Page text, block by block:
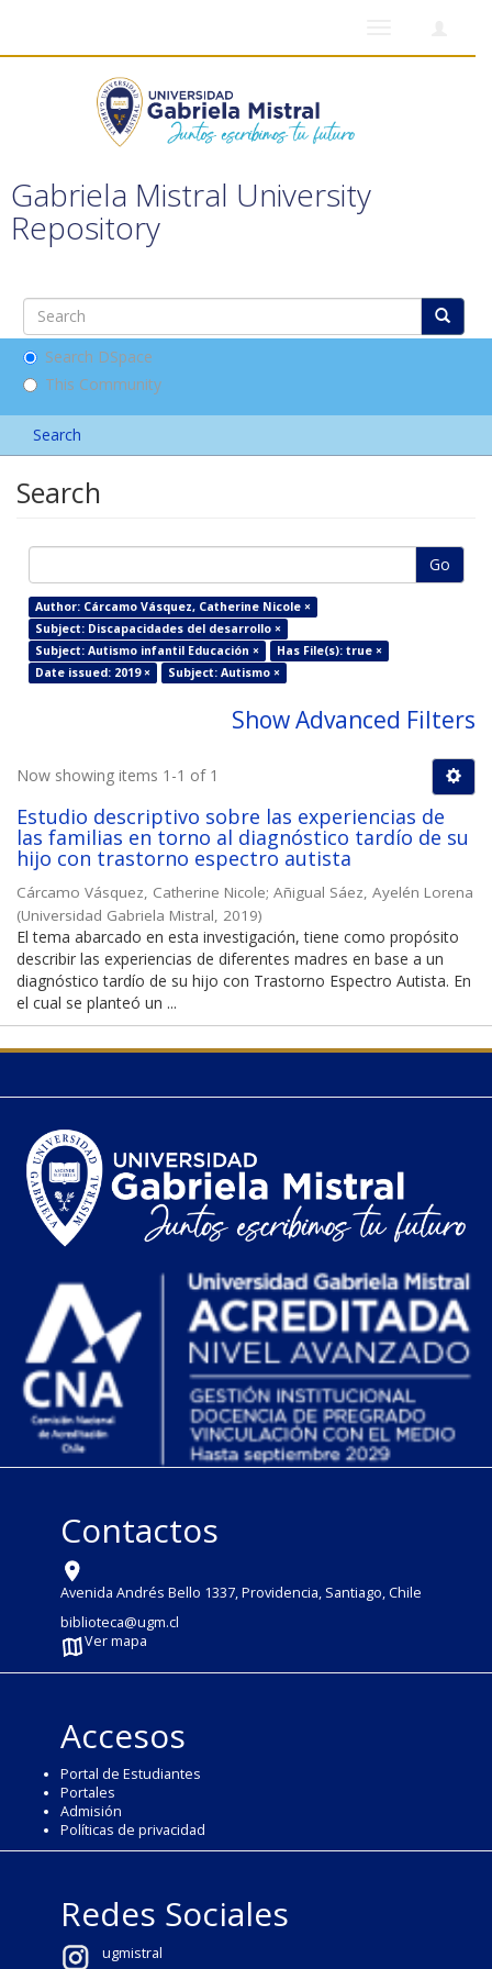
Gabriela Mistral University
Repository
Search DSpace
This Community
Search
Search
Go
Author: Cárcamo Vásquez, Catherine Nicole ×
Subject: Discapacidades del desarrollo ×
Subject: Autismo infantil Educación ×
Has File(s): true ×
Date issued: 2019 ×
Subject: Autismo ×
Show Advanced Filters
Now showing items 1-1 of 1
Estudio descriptivo sobre las experiencias de
las familias en torno al diagnóstico tardío de su
hijo con trastorno espectro autista
Cárcamo Vásquez, Catherine Nicole; Añigual Sáez, Ayelén Lorena
(Universidad Gabriela Mistral, 2019)
El tema abarcado en esta investigación, tiene como propósito
describir las experiencias de diferentes madres en base a un
diagnóstico tardío de su hijo con Trastorno Espectro Autista. En
el cual se planteó un ...
Contactos
Avenida Andrés Bello 1337, Providencia, Santiago, Chile
biblioteca@ugm.cl
Ver mapa
Accesos
Portal de Estudiantes
Portales
Admisión
Políticas de privacidad
Redes Sociales
ugmistral